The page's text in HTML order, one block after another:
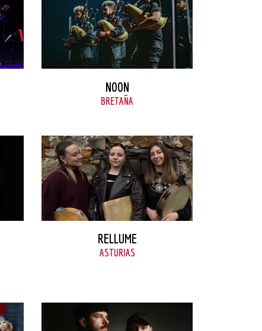
NOON
BRETAÑA
RELLUME
ASTURIAS
VER FICHA